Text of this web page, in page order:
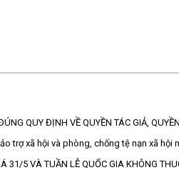
QUY ĐỊNH VỀ QUYỀN TÁC GIẢ,
trợ xã hội và phòng, chống tệ nạn xã hội
31/5 VÀ TUẦN LỄ QUỐC GIA KHÔNG